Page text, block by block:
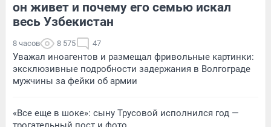
он живет и почему его семью искал
весь Узбекистан
8 часов 8 575 47
Уважал иноагентов и размещал фривольные картинки:
эксклюзивные подробности задержания в Волгограде
мужчины за фейки об армии
«Все еще в шоке»: сыну Трусовой исполнился год —